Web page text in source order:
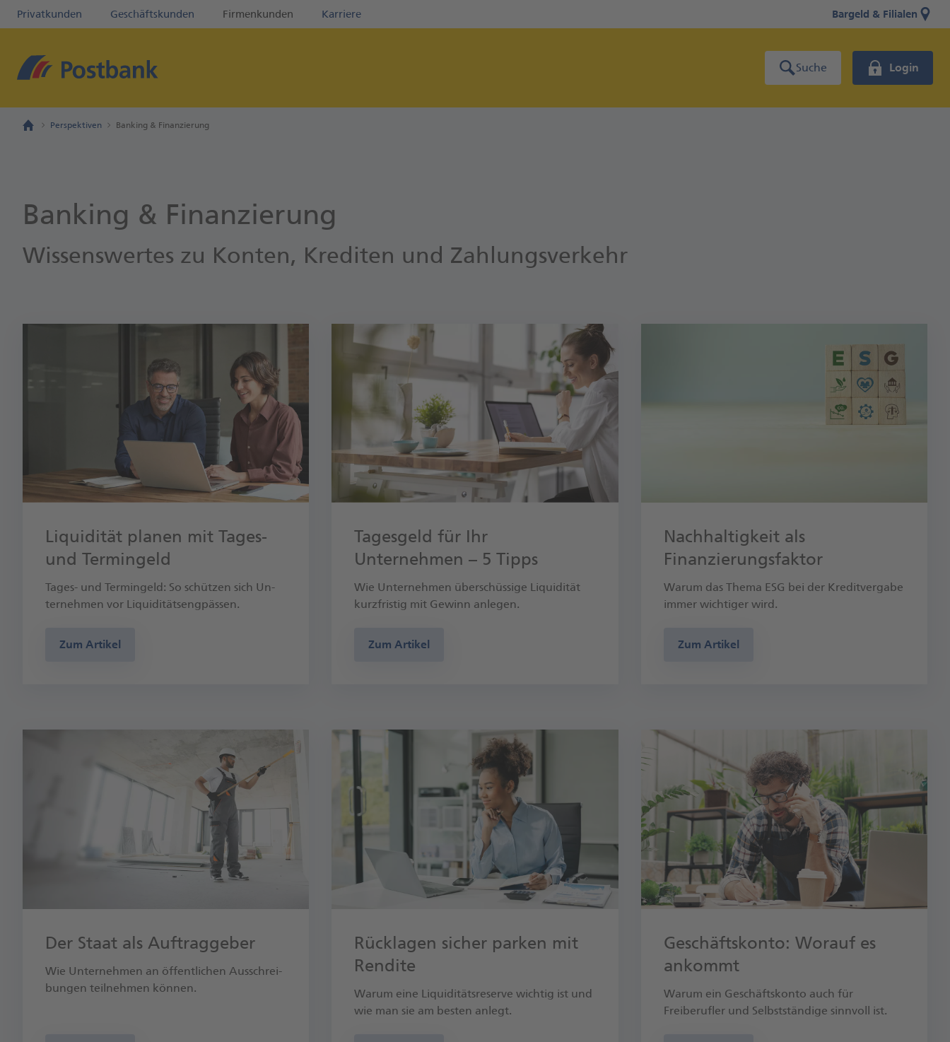
Direkt zur Hauptnavigation (Enter drücken) Bargeld & Filialen
Privatkunden Geschäftskunden Firmenkunden Karriere
Suche Login
Perspektiven Banking & Finanzierung
Banking & Finanzierung
Wissenswertes zu Konten, Krediten und Zahlungsverkehr
Liquidität planen mit Tages-
und Termingeld
Tages-​ und Ter­min­geld: So schüt­zen sich Un­
ter­neh­men vor Li­qui­di­täts­eng­päs­sen.
Zum Artikel
Tagesgeld für Ihr
Unternehmen – 5 Tipps
Wie Unter­nehmen über­schüssige Liquidität
kurz­fristig mit Gewinn anlegen.
Zum Artikel
Nachhaltigkeit als
Finanzierungsfaktor
Warum das Thema ESG bei der Kreditvergabe
immer wichtiger wird.
Zum Artikel
Der Staat als Auftraggeber
Wie Unter­nehmen an öffentlichen Aus­schrei­
bun­gen teil­nehmen können.
Rücklagen sicher parken mit
Rendite
Warum eine Liquiditäts­reserve wichtig ist und
wie man sie am besten anlegt.
Geschäftskonto: Worauf es
ankommt
Warum ein Geschäftskonto auch für
Freiberufler und Selbstständige sinnvoll ist.